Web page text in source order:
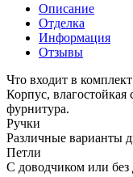
Описание
Отделка
Информация
Отзывы
Что входит в
Корпус, влагостойкая
фурнитура.
Ручки
Различные варианты
Петли
С доводчиком или